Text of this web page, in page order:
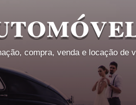
compra, venda e locação de